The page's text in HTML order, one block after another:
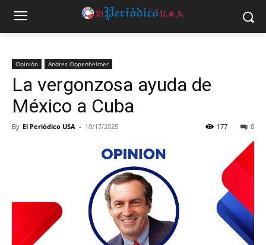
Opinión Andres Oppenheimer
La vergonzosa ayuda de
México a Cuba
By El Periódico USA - 10/17/2025 0
177